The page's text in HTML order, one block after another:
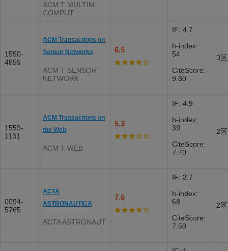
ACM T MULTIM
COMPUT
1550-
4859
ACM Transactions on
Sensor Networks
ACM T SENSOR
NETWORK
6.5
IF: 4.7
h-index:
54
CiteScore:
9.80
3区
1559-
1131
ACM Transactions on
the Web
ACM T WEB
5.3
IF: 4.9
h-index:
39
CiteScore:
7.70
2区
0094-
5765
ACTA
ASTRONAUTICA
ACTA ASTRONAUT
7.6
IF: 3.7
h-index:
68
CiteScore:
7.50
2区